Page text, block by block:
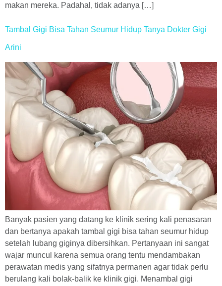
makan mereka. Padahal, tidak adanya […]
Tambal Gigi Bisa Tahan Seumur Hidup Tanya Dokter Gigi
Arini
Banyak pasien yang datang ke klinik sering kali penasaran
dan bertanya apakah tambal gigi bisa tahan seumur hidup
setelah lubang giginya dibersihkan. Pertanyaan ini sangat
wajar muncul karena semua orang tentu mendambakan
perawatan medis yang sifatnya permanen agar tidak perlu
berulang kali bolak-balik ke klinik gigi. Menambal gigi